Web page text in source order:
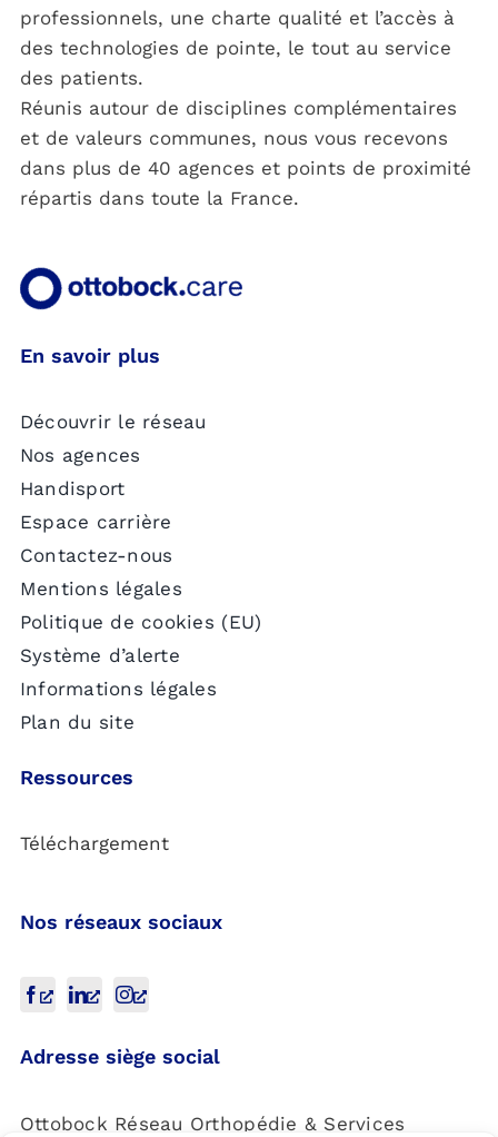
professionnels, une charte qualité et l’accès à
des technologies de pointe, le tout au service
des patients.
Réunis autour de disciplines complémentaires
et de valeurs communes, nous vous recevons
dans plus de 40 agences et points de proximité
répartis dans toute la France.
En savoir plus
Découvrir le réseau
Nos agences
Handisport
Espace carrière
Contactez-nous
Mentions légales
Politique de cookies (EU)
Système d’alerte
Informations légales
Plan du site
Ressources
Téléchargement
Nos réseaux sociaux
Adresse siège social
Ottobock Réseau Orthopédie & Services